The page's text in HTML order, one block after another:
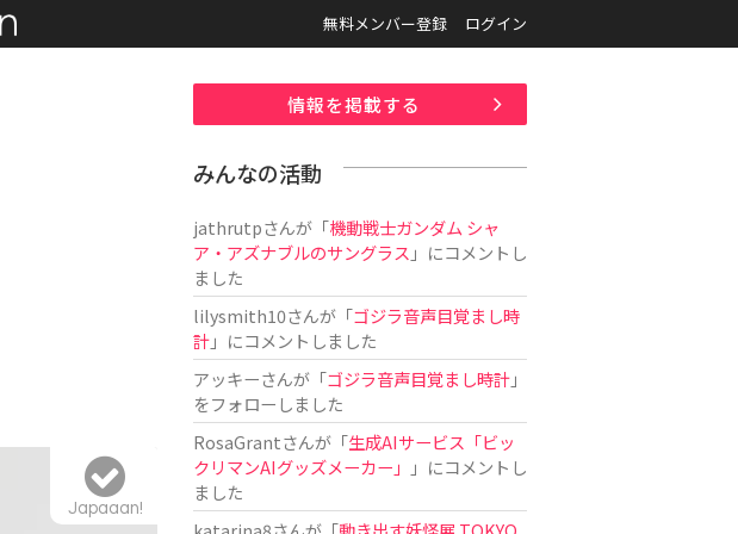
無料メンバー登録 ログイン
Japaaan!
情報を掲載する
みんなの活動
jathrutpさんが「機動戦士ガンダム シャ
ア・アズナブルのサングラス 」にコメントし
ました
lilysmith10さんが「ゴジラ音声目覚まし時
計」にコメントしました
アッキーさんが「ゴジラ音声目覚まし時計」
をフォローしました
RosaGrantさんが「生成AIサービス「ビッ
クリマンAIグッズメーカー」
」にコメントし
ました